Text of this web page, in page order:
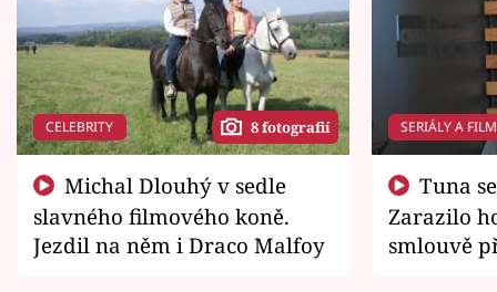
CELEBRITY 8 fotografií
slavného filmového koně.
Jezdil na něm i Draco Malfoy
SERIÁLY A
Zarazilo
smlouvě